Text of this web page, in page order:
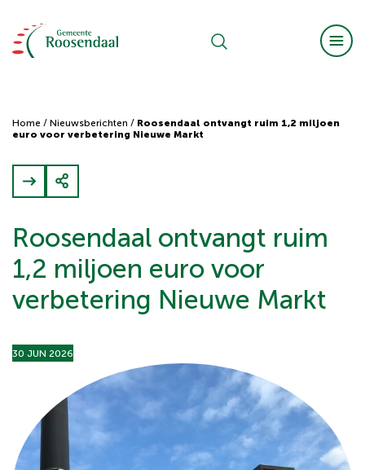
Home / Nieuwsberichten / Roosendaal ontvangt ruim 1,2 miljoen
euro voor verbetering Nieuwe Markt
Roosendaal ontvangt ruim
1,2 miljoen euro voor
verbetering Nieuwe Markt
30 JUN 2026